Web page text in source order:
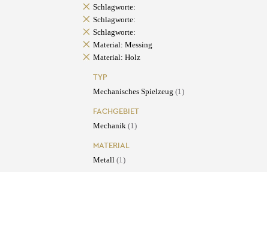
Schlagworte:
Schlagworte:
Schlagworte:
Material: Messing
Material: Holz
TYP
Mechanisches Spielzeug (1)
FACHGEBIET
Mechanik (1)
MATERIAL
Metall (1)